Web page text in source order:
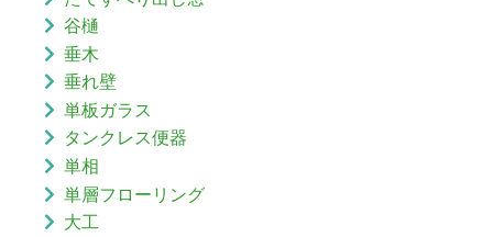
谷樋
垂木
垂れ壁
単板ガラス
タンクレス便器
単相
単層フローリング
大工